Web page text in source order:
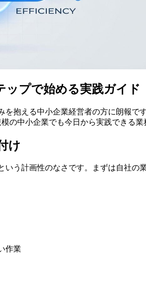
ップで始める実践ガイド
抱える中小企業経営者の方に朗報で
中小企業でも今日から実践できる
け
う計画性のなさです。まずは自社の
作業